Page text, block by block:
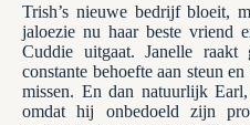
Trish’s nieuwe bedrijf bloeit,
jaloezie nu haar beste vriend
Cuddie uitgaat. Janelle raakt
constante behoefte aan steun
missen. En dan natuurlijk
omdat hij onbedoeld zijn